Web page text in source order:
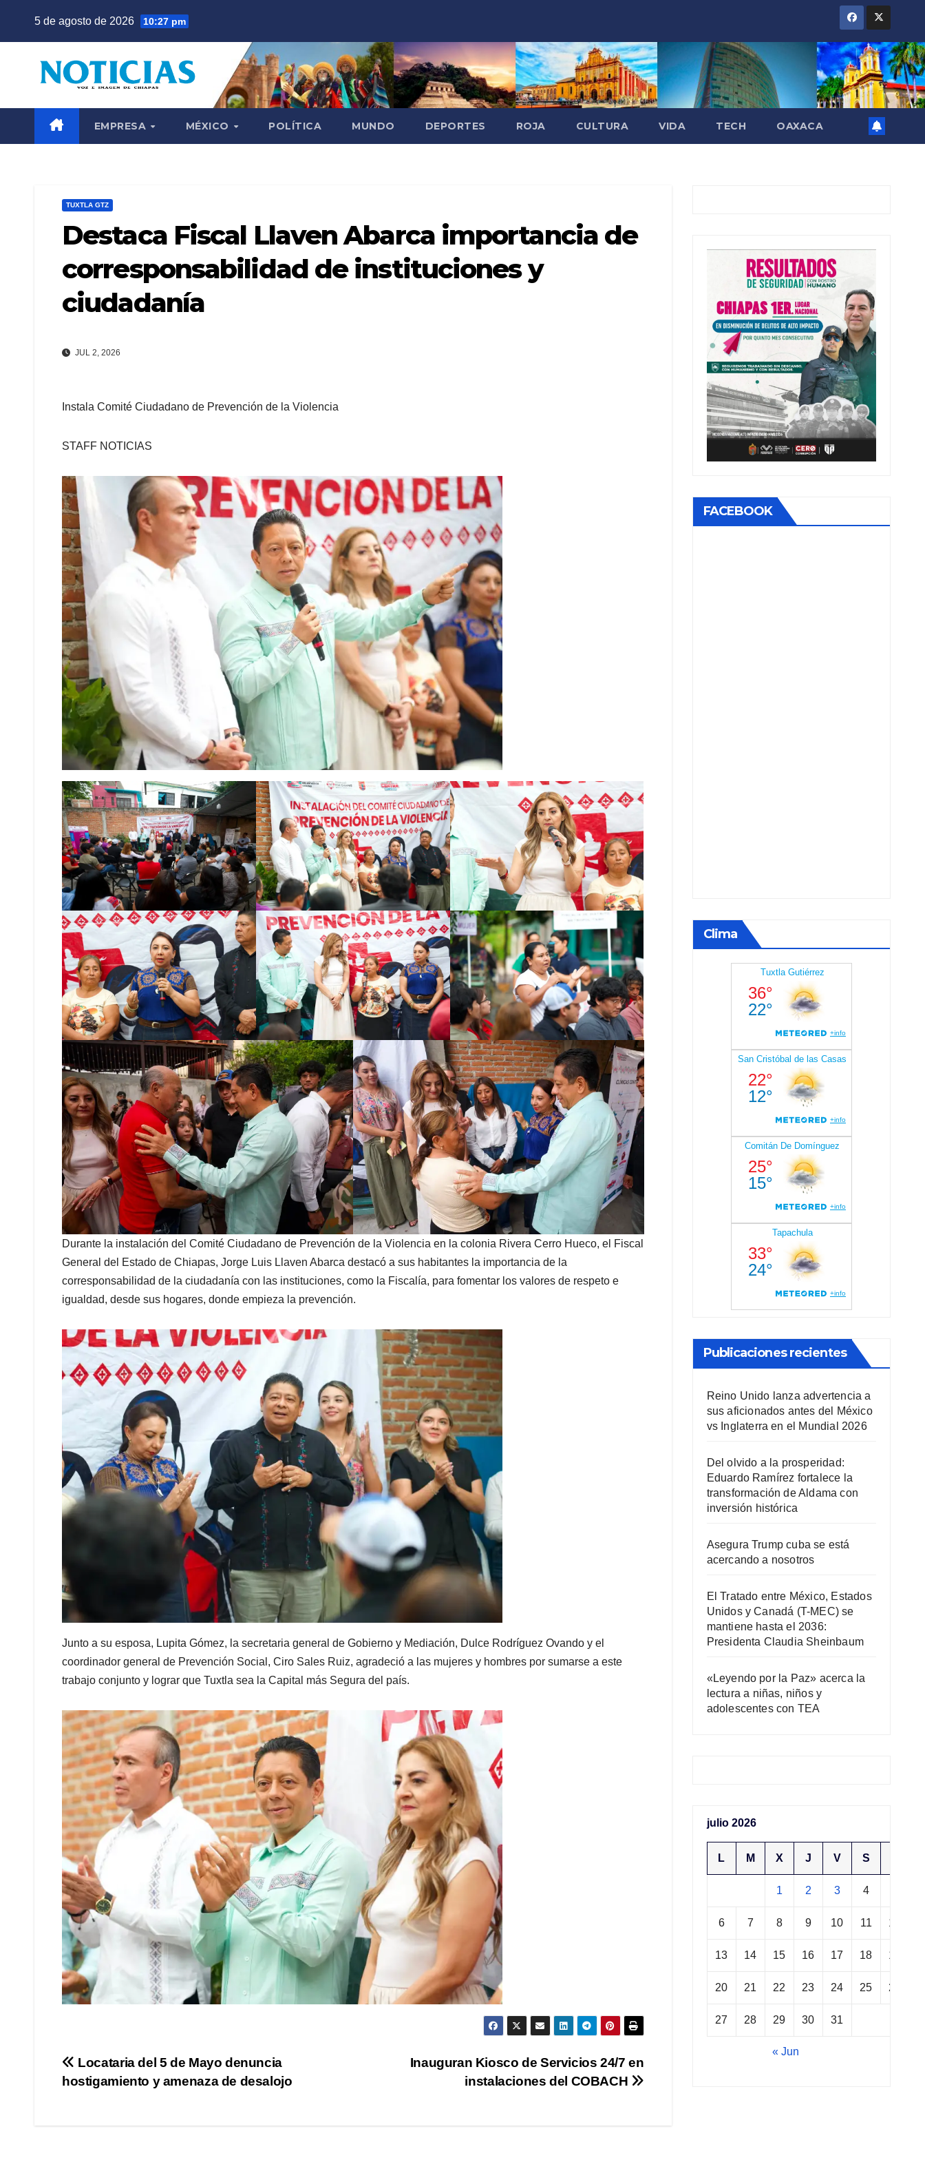
5 de agosto de 2026 10:27 pm
EMPRESA MÉXICO POLÍTICA MUNDO DEPORTES ROJA CULTURA VIDA TECH OAXACA
TUXTLA GTZ
Destaca Fiscal Llaven Abarca importancia de
corresponsabilidad de instituciones y
ciudadanía
JUL 2, 2026
Instala Comité Ciudadano de Prevención de la Violencia
STAFF NOTICIAS
Durante la instalación del Comité Ciudadano de Prevención de la Violencia en la colonia Rivera Cerro Hueco, el Fiscal
General del Estado de Chiapas, Jorge Luis Llaven Abarca destacó a sus habitantes la importancia de la
corresponsabilidad de la ciudadanía con las instituciones, como la Fiscalía, para fomentar los valores de respeto e
igualdad, desde sus hogares, donde empieza la prevención.
Junto a su esposa, Lupita Gómez, la secretaria general de Gobierno y Mediación, Dulce Rodríguez Ovando y el
coordinador general de Prevención Social, Ciro Sales Ruiz, agradeció a las mujeres y hombres por sumarse a este
trabajo conjunto y lograr que Tuxtla sea la Capital más Segura del país.
Navegación
Inauguran Kiosco de Servicios 24/7 en
instalaciones del COBACH
Locataria del 5 de Mayo denuncia
hostigamiento y amenaza de desalojo
FACEBOOK
Clima
Publicaciones recientes
Reino Unido lanza advertencia a
sus aficionados antes del México
vs Inglaterra en el Mundial 2026
Del olvido a la prosperidad:
Eduardo Ramírez fortalece la
transformación de Aldama con
inversión histórica
Asegura Trump cuba se está
acercando a nosotros
El Tratado entre México, Estados
Unidos y Canadá (T-MEC) se
mantiene hasta el 2036:
Presidenta Claudia Sheinbaum
«Leyendo por la Paz» acerca la
lectura a niñas, niños y
adolescentes con TEA
julio 2026
L M X J V S
1 2 3 4
6 7 8 9 10 11 12
13 14 15 16 17 18 19
20 21 22 23 24 25 26
27 28 29 30 31
« Jun